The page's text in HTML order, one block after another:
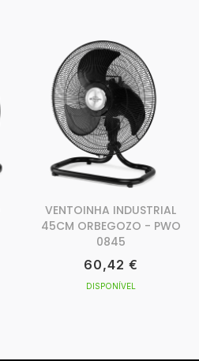
VENTOINHA INDUSTRIAL
45CM ORBEGOZO - PWO
0845
60,42 €
DISPONÍVEL